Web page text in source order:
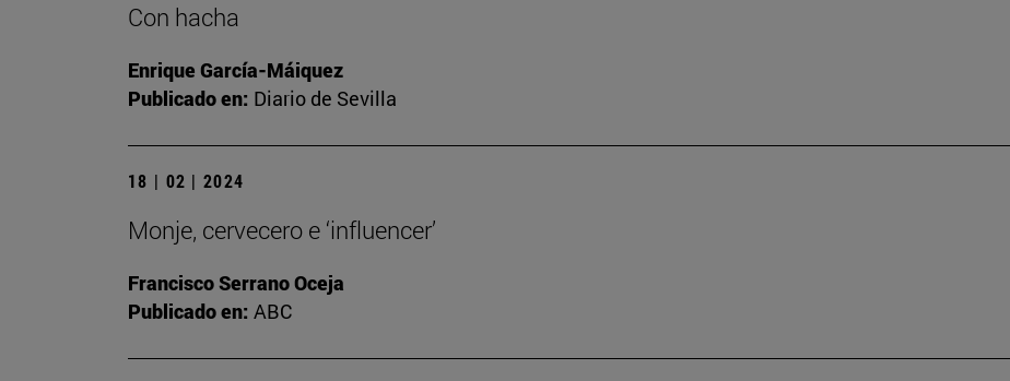
Con hacha
Enrique García-Máiquez
Publicado en: Diario de Sevilla
18 | 02 | 2024
Monje, cervecero e ‘influencer’
Francisco Serrano Oceja
Publicado en: ABC